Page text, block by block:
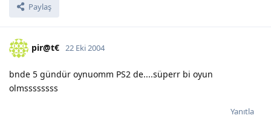
Paylaş
pir@t€ 22 Eki 2004
bnde 5 gündür oynuomm PS2 de....süperr bi oyun
olmssssssss
Yanıtla